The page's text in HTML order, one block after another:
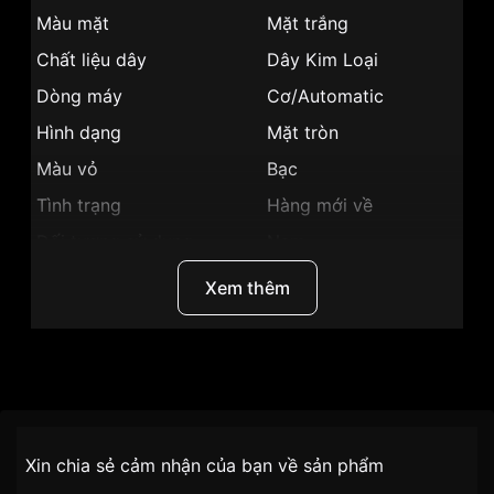
Màu mặt
Mặt trắng
Chất liệu dây
Dây Kim Loại
Dòng máy
Cơ/Automatic
Hình dạng
Mặt tròn
Màu vỏ
Bạc
Tình trạng
Hàng mới về
Những sản phẩm tương tự
"Orient Size 40mm
Nam RA-AC0Q03S10B (RA-AC0Q03S30B)":
Xem thêm
Chất liệu kính Kính Sapphire
tiện lợi –
Xin chia sẻ cảm nhận của bạn về sản phẩm